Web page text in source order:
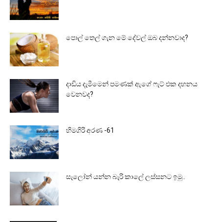
පොල් තෙල් ගැන මේ දේවල් ඔබ දන්නවාද?
දාඩිය දැමීමෙන් පමණක් ඇගේ ෆැට් එක දහනය
වෙනවද?
හිමගිරි අරණ -61
සැලෝන් යන්න බැරි කාලේ ලස්සනට ඉමු..